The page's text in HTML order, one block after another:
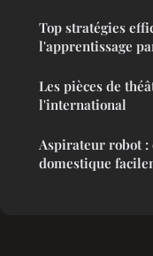
Top stratégies
l'apprentissage
Les pièces de
l'international
Aspirateur robot
domestique